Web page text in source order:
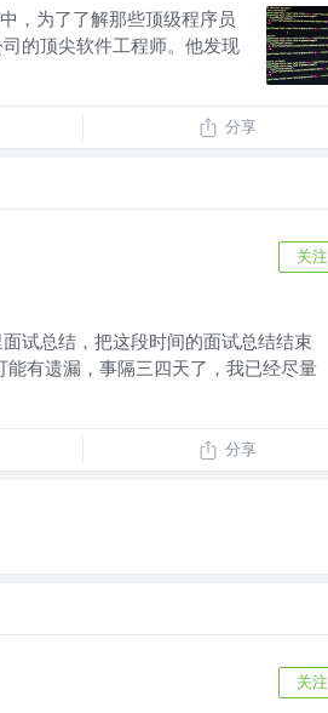
，为了了解那些顶级程序员
的顶尖软件工程师。他发现
分享
关注
试总结，把这段时间的面试总结结束
有遗漏，事隔三四天了，我已经尽量
分享
关注